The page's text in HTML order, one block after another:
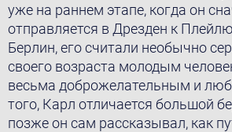
уже на раннем этапе, когда он
отправляется в Дрезден к
Берлин, его считали необычно
своего возраста молодым
весьма доброжелательным и
того, Карл отличается большой
позже он сам рассказывал, как